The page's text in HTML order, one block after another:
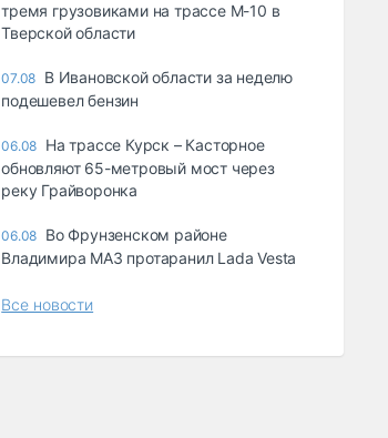
тремя грузовиками на трассе М-10 в
Тверской области
07.08 В Ивановской области за неделю
подешевел бензин
06.08 На трассе Курск – Касторное
обновляют 65-метровый мост через
реку Грайворонка
06.08 Во Фрунзенском районе
Владимира МАЗ протаранил Lada Vesta
Все новости